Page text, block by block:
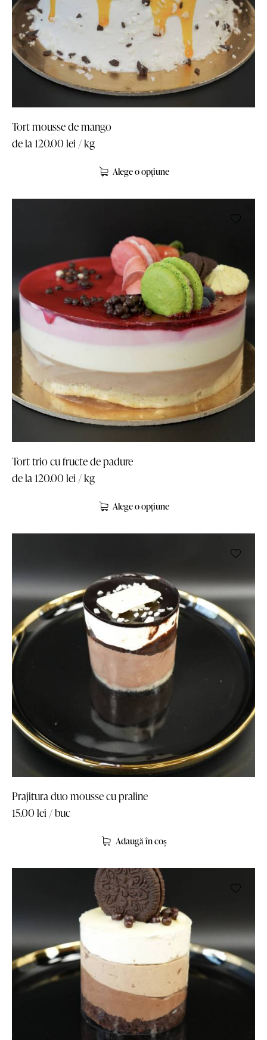
Tort mousse de mango
de la120.00 lei / kg
Alege o opțiune
Tort trio cu fructe de padure
de la120.00 lei / kg
Alege o opțiune
Prajitura duo mousse cu praline
15.00 lei / buc
Adaugă în coș